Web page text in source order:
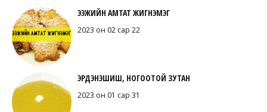
ЭЭЖИЙН АМТАТ ЖИГНЭМЭГ
2023 он 02 сар 22
ЭРДЭНЭШИШ, НОГООТОЙ ЗУТАН
2023 он 01 сар 31